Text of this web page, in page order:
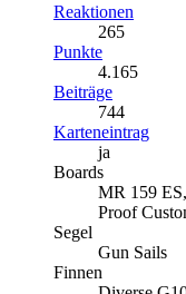
Reaktionen
265
Punkte
4.165
Beiträge
744
Karteneintrag
ja
Boards
MR 159
Proof
Segel
Gun Sails
Finnen